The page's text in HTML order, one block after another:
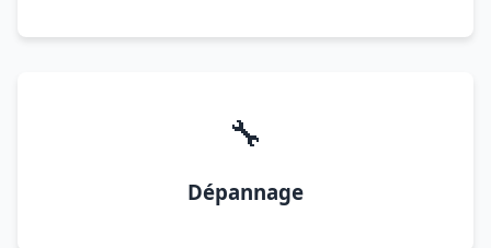
🔧
Dépannage